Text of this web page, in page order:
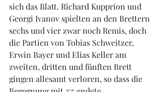
sich das Blatt. Richard Kupprion und
Georgi Ivanov spielten an den Brettern
sechs und vier zwar noch Remis, doch
die Partien von Tobias Schweitzer,
Erwin Bayer und Elias Keller am
zweiten, dritten und fünften Brett
gingen allesamt verloren, so dass die